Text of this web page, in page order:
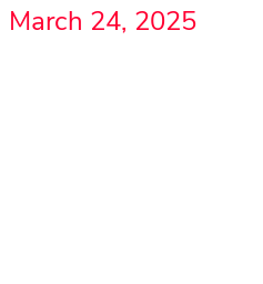
March 24, 2025